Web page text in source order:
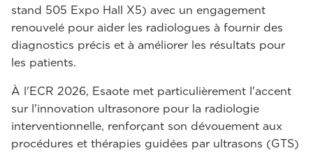
stand 505 Expo Hall X5) avec un engagement
renouvelé pour aider les radiologues à fournir des
diagnostics précis et à améliorer les résultats pour
les patients.
À l'ECR 2026, Esaote met particulièrement l'accent
sur l'innovation ultrasonore pour la radiologie
interventionnelle, renforçant son dévouement aux
procédures et thérapies guidées par ultrasons (GTS)